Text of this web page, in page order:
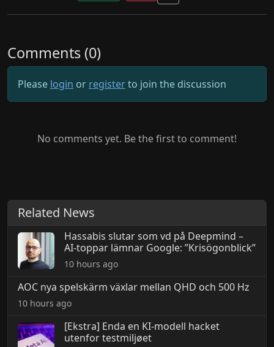
Comments (0)
Please login or registerto join the discussion
No comments yet. Be the first to comment!
Related News
Hassabis slutar som vd på Deepmind –
AI-toppar lämnar Google: ”Krisögonblick”
10 hours ago
AOC nya spelskärm växlar mellan QHD och 500 Hz
10 hours ago
[Ekstra] Enda en KI-modell hacket
utenfor testmiljøet